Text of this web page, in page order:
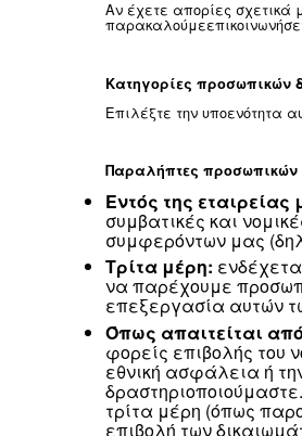
Η παρούσα δήλωση
σχέσεις με τους
σταδιοδρομίας»,
Υπεύθυνος
Ο Υπεύθυνος
δεδομένων σας.
Αν έχετε απορίες
Κατηγορίες
Επιλέξτε την